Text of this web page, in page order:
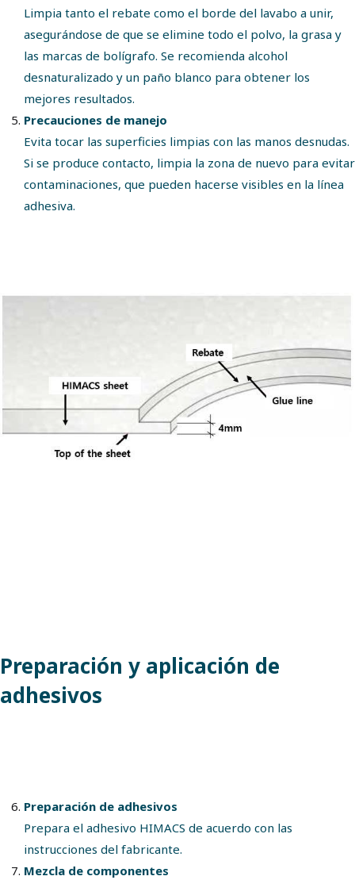
Limpia tanto el rebate como el borde del lavabo a unir,
asegurándose de que se elimine todo el polvo, la grasa y
las marcas de bolígrafo. Se recomienda alcohol
desnaturalizado y un paño blanco para obtener los
mejores resultados.
Precauciones de manejo
Evita tocar las superficies limpias con las manos desnudas.
Si se produce contacto, limpia la zona de nuevo para evitar
contaminaciones, que pueden hacerse visibles en la línea
adhesiva.
Preparación y aplicación de
adhesivos
Preparación de adhesivos
Prepara el adhesivo HIMACS de acuerdo con las
instrucciones del fabricante.
Mezcla de componentes